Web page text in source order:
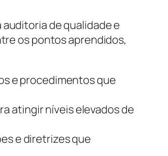
de qualidade e
os pontos aprendidos,
e procedimentos que
atingir níveis elevados de
e diretrizes que